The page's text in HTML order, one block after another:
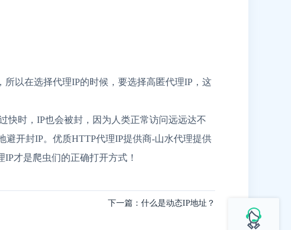
以在选择代理IP的时候，要选择高匿代理IP，这
快时，IP也会被封，因为人类正常访问远远达不
开封IP。优质HTTP代理IP提供商-山水代理提供
才是爬虫们的正确打开方式！
下一篇：什么是动态IP地址？